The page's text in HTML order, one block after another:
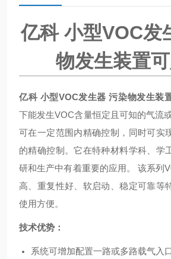
亿科 小型VOC发
物发生装置
亿科 小型VOC发生器 污染物发生装
下能发生VOC含量恒定且可知的气流
可在一定范围内精确控制，同时可实
的精确控制。它在特种材料学科、学
研和生产中有着重要的应用。 该系列
高、重复性好、软启动、稳定可靠等
使用方便。
技术优势：
系统可增加配置一路或多路载气入